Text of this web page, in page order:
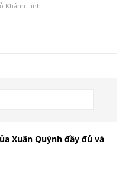
Khánh Linh
Xuân Quỳnh đầy đủ và